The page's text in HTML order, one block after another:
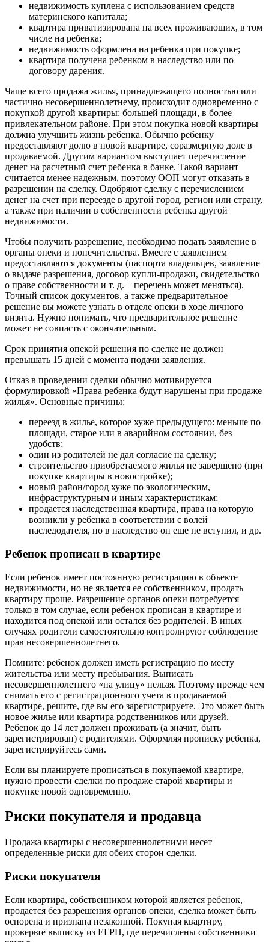
недвижимость куплена с использованием средств
материнского капитала;
квартира приватизирована на всех проживающих, в том
числе на ребенка;
недвижимость оформлена на ребенка при покупке;
квартира получена ребенком в наследство или по
договору дарения.
Чаще всего продажа жилья, принадлежащего полностью или
частично несовершеннолетнему, происходит одновременно с
покупкой другой квартиры: большей площади, в более
привлекательном районе. При этом покупка новой квартиры
должна улучшить жизнь ребенка. Обычно ребенку
предоставляют долю в новой квартире, соразмерную доле в
продаваемой. Другим вариантом выступает перечисление
денег на расчетный счет ребенка в банке. Такой вариант
считается менее надежным, поэтому ООП могут отказать в
разрешении на сделку. Одобряют сделку с перечислением
денег на счет при переезде в другой город, регион или страну,
а также при наличии в собственности ребенка другой
недвижимости.
Чтобы получить разрешение, необходимо подать заявление в
органы опеки и попечительства. Вместе с заявлением
предоставляются документы (паспорта владельцев, заявление
о выдаче разрешения, договор купли-продажи, свидетельство
о праве собственности и т. д. – перечень может меняться).
Точный список документов, а также предварительное
решение вы можете узнать в отделе опеки в ходе личного
визита. Нужно понимать, что предварительное решение
может не совпасть с окончательным.
Срок принятия опекой решения по сделке не должен
превышать 15 дней с момента подачи заявления.
Отказ в проведении сделки обычно мотивируется
формулировкой «Права ребенка будут нарушены при продаже
жилья». Основные причины:
переезд в жилье, которое хуже предыдущего: меньше по
площади, старое или в аварийном состоянии, без
удобств;
один из родителей не дал согласие на сделку;
строительство приобретаемого жилья не завершено (при
покупке квартиры в новостройке);
новый район/город хуже по экологическим,
инфраструктурным и иным характеристикам;
продается наследственная квартира, права на которую
возникли у ребенка в соответствии с волей
наследодателя, но в наследство он еще не вступил, и др.
Ребенок прописан в квартире
Если ребенок имеет постоянную регистрацию в объекте
недвижимости, но не является ее собственником, продать
квартиру проще. Разрешение органов опеки потребуется
только в том случае, если ребенок прописан в квартире и
находится под опекой или остался без родителей. В иных
случаях родители самостоятельно контролируют соблюдение
прав несовершеннолетнего.
Помните: ребенок должен иметь регистрацию по месту
жительства или месту пребывания. Выписать
несовершеннолетнего «на улицу» нельзя. Поэтому прежде чем
снимать его с регистрационного учета в продаваемой
квартире, решите, где вы его зарегистрируете. Это может быть
новое жилье или квартира родственников или друзей.
Ребенок до 14 лет должен проживать (а значит, быть
зарегистрирован) с родителями. Оформляя прописку ребенка,
зарегистрируйтесь сами.
Если вы планируете прописаться в покупаемой квартире,
нужно провести сделки по продаже старой квартиры и
покупке новой одновременно.
Риски покупателя и продавца
Продажа квартиры с несовершеннолетними несет
определенные риски для обеих сторон сделки.
Риски покупателя
Если квартира, собственником которой является ребенок,
продается без разрешения органов опеки, сделка может быть
оспорена и признана незаконной. Покупая квартиру,
проверьте выписку из ЕГРН, где перечислены собственники